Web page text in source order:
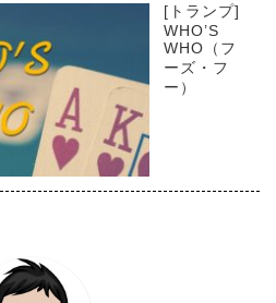
[トランプ]
WHO’S
WHO（フ
ーズ・フ
ー）